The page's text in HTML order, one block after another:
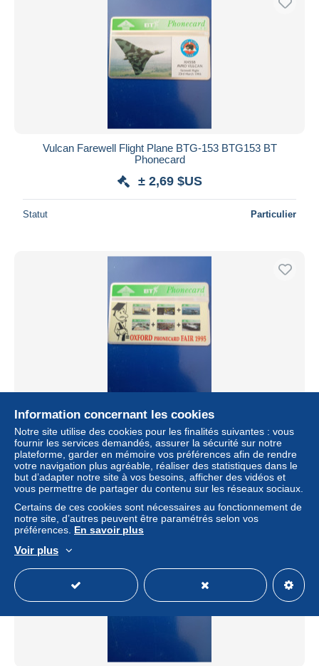
Vulcan Farewell Flight Plane BTG-153 BTG153 BT
Phonecard
± 2,69 $US
Statut Particulier
Oxford Phonecard Fair 1995 BTG-479 BTG479 BT
Phonecard
± 2,69 $US
Statut Particulier
Information concernant les cookies
Notre site utilise des cookies pour les finalités suivantes : vous
fournir les services demandés, assurer la sécurité sur notre
plateforme, garder en mémoire vos préférences afin de rendre
votre navigation plus agréable, réaliser des statistiques dans le
but d’adapter notre site à vos besoins, afficher des vidéos et
vous permettre de partager du contenu sur les réseaux sociaux.
Certains de ces cookies sont nécessaires au fonctionnement de
notre site, d’autres peuvent être paramétrés selon vos
préférences. En savoir plus
Voir plus